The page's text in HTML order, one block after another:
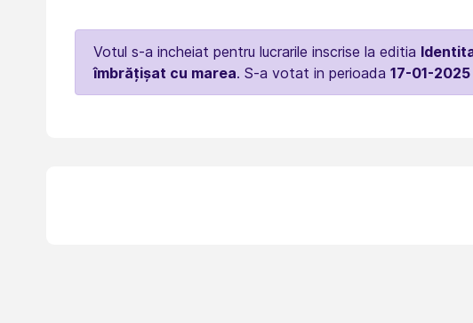
Votul s-a incheiat pentru lucrarile inscrise la editia
îmbrățișat cu marea. S-a votat in perioada 17-01-